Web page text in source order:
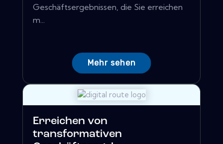
Geschäftsergebnissen, die Sie erreichen
m...
Mehr sehen
Erreichen von
transformativen